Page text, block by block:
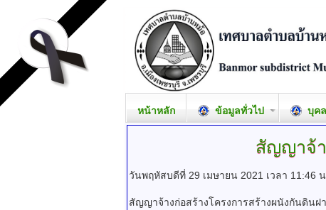
หน้าหลัก ข้อมูลทั่วไป บุค
สัญญาจ้า
วันพฤหัสบดีที่ 29 เมษายน 2021 เวลา 11:46 น.
สัญญาจ้างก่อสร้างโครงการสร้างผนังกันดินฝ